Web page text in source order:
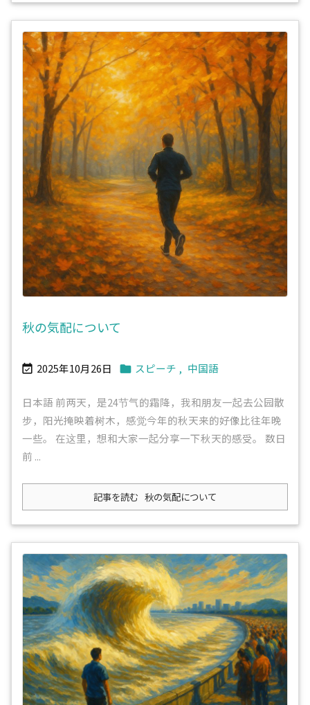
秋の気配について
 2025年10月26日  スピーチ , 中国語
日本語 前两天，是24节气的霜降，我和朋友一起去公园散
步，阳光掩映着树木，感觉今年的秋天来的好像比往年晚
一些。 在这里，想和大家一起分享一下秋天的感受。 数日
前 ...
記事を読む 秋の気配について